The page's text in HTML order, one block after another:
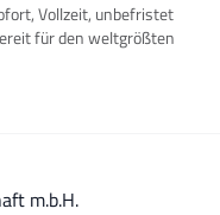
Vollzeit, unbefristet
für den weltgrößten
m.b.H.